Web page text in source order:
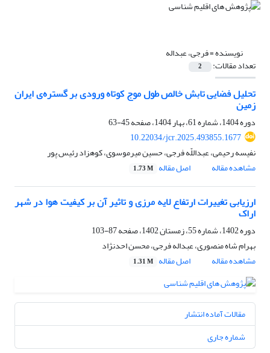
نویسنده =فرجی، عبداله
تعداد مقالات: 2
تحلیل فضایی تابش خالص طول موج کوتاه ورودی بر گستره‌ی ایران
زمین
دوره 1404، شماره 61، بهار 1404، صفحه
45-63
10.22034/jcr.2025.493855.1677
نفیسه رحیمی، عبداللّه فرجی، حسین میرموسوی، کوهزاد رئیس پور
مشاهده مقاله
اصل مقاله 1.73 M
ارزیابی تغییرات ارتفاع لایه مرزی و تاثیر آن بر کیفیت هوا در شهر
اراک
دوره 1402، شماره 55، زمستان 1402، صفحه
87-103
بهرام شاه منصوری، عبداله فرجی، محسن احدنژاد
مشاهده مقاله
اصل مقاله 1.31 M
مقالات آماده انتشار
شماره جاری